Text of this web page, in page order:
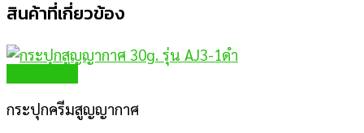
สินค้าที่เกี่ยวข้อง
กระปุกครีมสูญญากาศ